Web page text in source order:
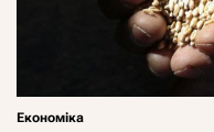
Економіка